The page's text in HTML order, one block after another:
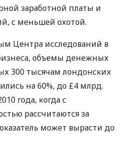
заработной платы и
с меньшей охотой.
Центра исследований в
объемы денежных
300 тысячам лондонских
на 60%, до £4 млрд.
года, когда с
рассчитаются за
может вырасти до